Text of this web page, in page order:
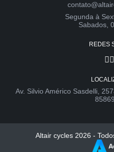
Segunda à
Sabados,
REDES
Av. Silvio Américo Sasdelli,
Altair cycles 2026 -